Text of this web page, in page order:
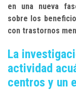
en una nueva
sobre los
con trastornos
La
actividad
centros y un